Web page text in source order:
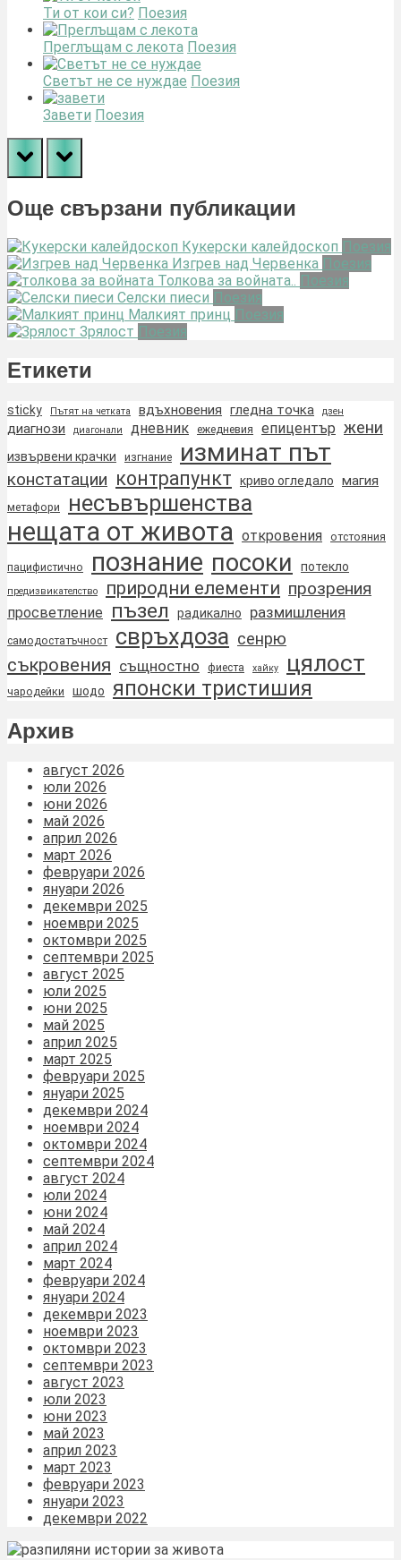
Ти от кои си? Поезия
Преглъщам с лекота Поезия
Светът не се нуждае Поезия
Завети Поезия
prev next
Още свързани публикации
Кукерски калейдоскоп Поезия
Изгрев над Червенка Поезия
Толкова за войната.. Поезия
Селски пиеси Поезия
Малкият принц Поезия
Зрялост Поезия
Етикети
sticky Пътят на четката вдъхновения гледна точка дзен
диагнози диагонали дневник ежедневия епицентър жени
извървени крачки изгнание изминат път
констатации контрапункт криво огледало магия
метафори несъвършенства
нещата от живота откровения отстояния
пацифистично познание посоки потекло
предизвикателство природни елементи прозрения
просветление пъзел радикално размишления
самодостатъчност свръхдоза сенрю
съкровения същностно фиеста хайку цялост
чародейки шодо
японски тристишия
Архив
август 2026
юли 2026
юни 2026
май 2026
април 2026
март 2026
февруари 2026
януари 2026
декември 2025
ноември 2025
октомври 2025
септември 2025
август 2025
юли 2025
юни 2025
май 2025
април 2025
март 2025
февруари 2025
януари 2025
декември 2024
ноември 2024
октомври 2024
септември 2024
август 2024
юли 2024
юни 2024
май 2024
април 2024
март 2024
февруари 2024
януари 2024
декември 2023
ноември 2023
октомври 2023
септември 2023
август 2023
юли 2023
юни 2023
май 2023
април 2023
март 2023
февруари 2023
януари 2023
декември 2022